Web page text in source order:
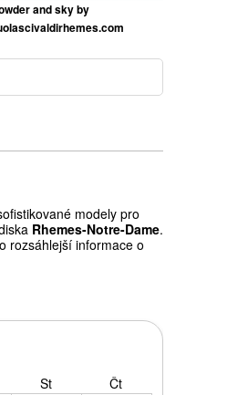
and sky by
modely pro
Rhemes-Notre-Dame.
rozsáhlejší informace o